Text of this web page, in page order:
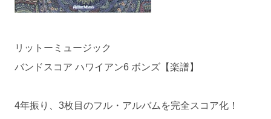
リットーミュージック
バンドスコア ハワイアン6 ボンズ【楽譜】
4年振り、3枚目のフル・アルバムを完全スコア化！